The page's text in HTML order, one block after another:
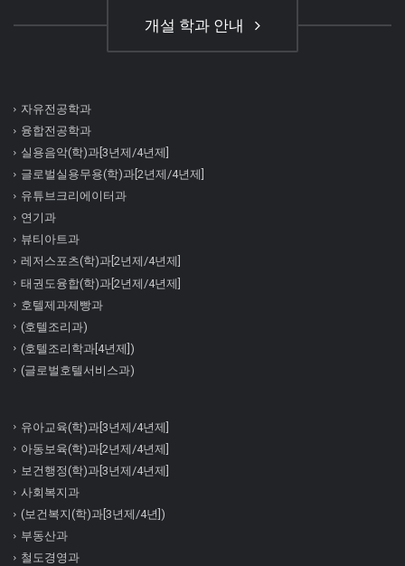
개설 학과 안내
자유전공학과
융합전공학과
실용음악(학)과[3년제/4년제]
글로벌실용무용(학)과[2년제/4년제]
유튜브크리에이터과
연기과
뷰티아트과
레저스포츠(학)과[2년제/4년제]
태권도융합(학)과[2년제/4년제]
호텔제과제빵과
(호텔조리과)
(호텔조리학과[4년제])
(글로벌호텔서비스과)
유아교육(학)과[3년제/4년제]
아동보육(학)과[2년제/4년제]
보건행정(학)과[3년제/4년제]
사회복지과
(보건복지(학)과[3년제/4년])
부동산과
철도경영과